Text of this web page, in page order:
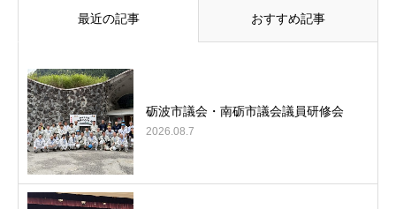
最近の記事 おすすめ記事
砺波市議会・南砺市議会議員研修会
2026.08.7